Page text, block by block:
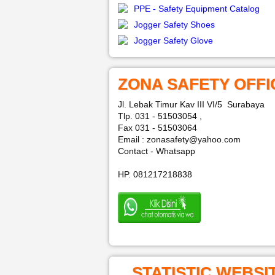
PPE - Safety Equipment Catalog
Jogger Safety Shoes
Jogger Safety Glove
ZONA SAFETY
Jl. Lebak Timur Kav III VI/5 Surabaya
Tlp. 031 - 51503054 ,
Fax 031 - 51503064
Email : zonasafety@yahoo.com
Contact - Whatsapp
HP. 081217218838